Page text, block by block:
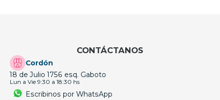
CONTÁCTANOS
Cordón
18 de Julio 1756 esq. Gaboto
Lun a Vie 9:30 a 18:30 hs
Escribinos por WhatsApp